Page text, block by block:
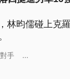
林昀儒碰上克
對手 ...